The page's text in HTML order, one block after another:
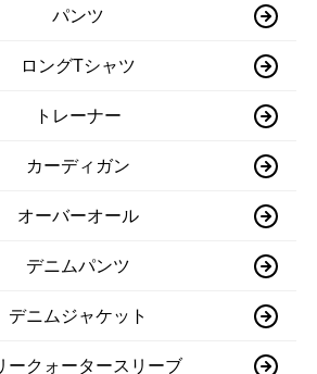
パンツ
ロングTシャツ
トレーナー
カーディガン
オーバーオール
デニムパンツ
デニムジャケット
ークォータースリーブ